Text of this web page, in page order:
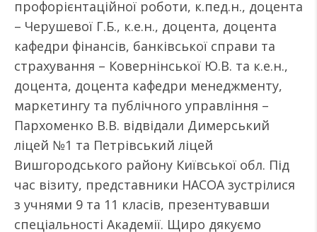
профорієнтаційної роботи, к.пед.н., доцента
– Черушевої Г.Б., к.е.н., доцента, доцента
кафедри фінансів, банківської справи та
страхування – Ковернінської Ю.В. та к.е.н.,
доцента, доцента кафедри менеджменту,
маркетингу та публічного управління –
Пархоменко В.В. відвідали Димерський
ліцей №1 та Петрівський ліцей
Вишгородського району Київської обл. Під
час візиту, представники НАСОА зустрілися
з учнями 9 та 11 класів, презентувавши
спеціальності Академії. Щиро дякуємо